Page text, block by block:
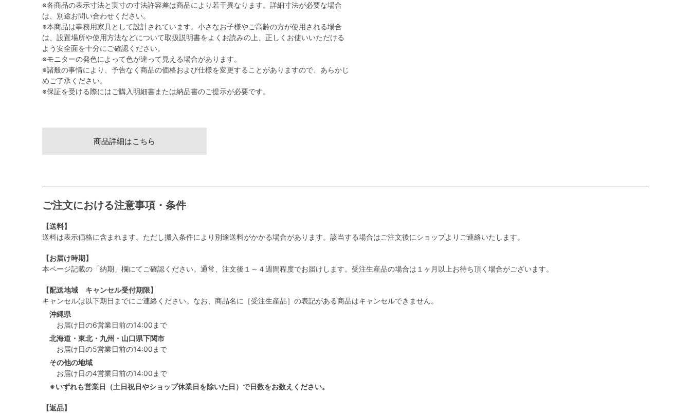
※各商品の表示寸法と実寸の寸法許容差は商品により若干異なります。詳細寸法が必要な場合
は、別途お問い合わせください。
※本商品は事務用家具として設計されています。小さなお子様やご高齢の方が使用される場合
は、設置場所や使用方法などについて取扱説明書をよくお読みの上、正しくお使いいただける
よう安全面を十分にご確認ください。
※モニターの発色によって色が違って見える場合があります。
※諸般の事情により、予告なく商品の価格および仕様を変更することがありますので、あらかじ
めご了承ください。
※保証を受ける際にはご購入明細書または納品書のご提示が必要です。
商品詳細はこちら
ご注文における注意事項・条件
【送料】
送料は表示価格に含まれます。ただし搬入条件により別途送料がかかる場合があります。該当する場合はご注文後にショップよりご連絡いたします。
【お届け時期】
本ページ記載の「納期」欄にてご確認ください。通常、注文後１～４週間程度でお届けします。受注生産品の場合は１ヶ月以上お待ち頂く場合がございます。
【配送地域 キャンセル受付期限】
キャンセルは以下期日までにご連絡ください。なお、商品名に［受注生産品］の表記がある商品はキャンセルできません。
沖縄県
お届け日の6営業日前の14:00まで
北海道・東北・九州・山口県下関市
お届け日の5営業日前の14:00まで
その他の地域
お届け日の4営業日前の14:00まで
※いずれも営業日（土日祝日やショップ休業日を除いた日）で日数をお数えください。
【返品】